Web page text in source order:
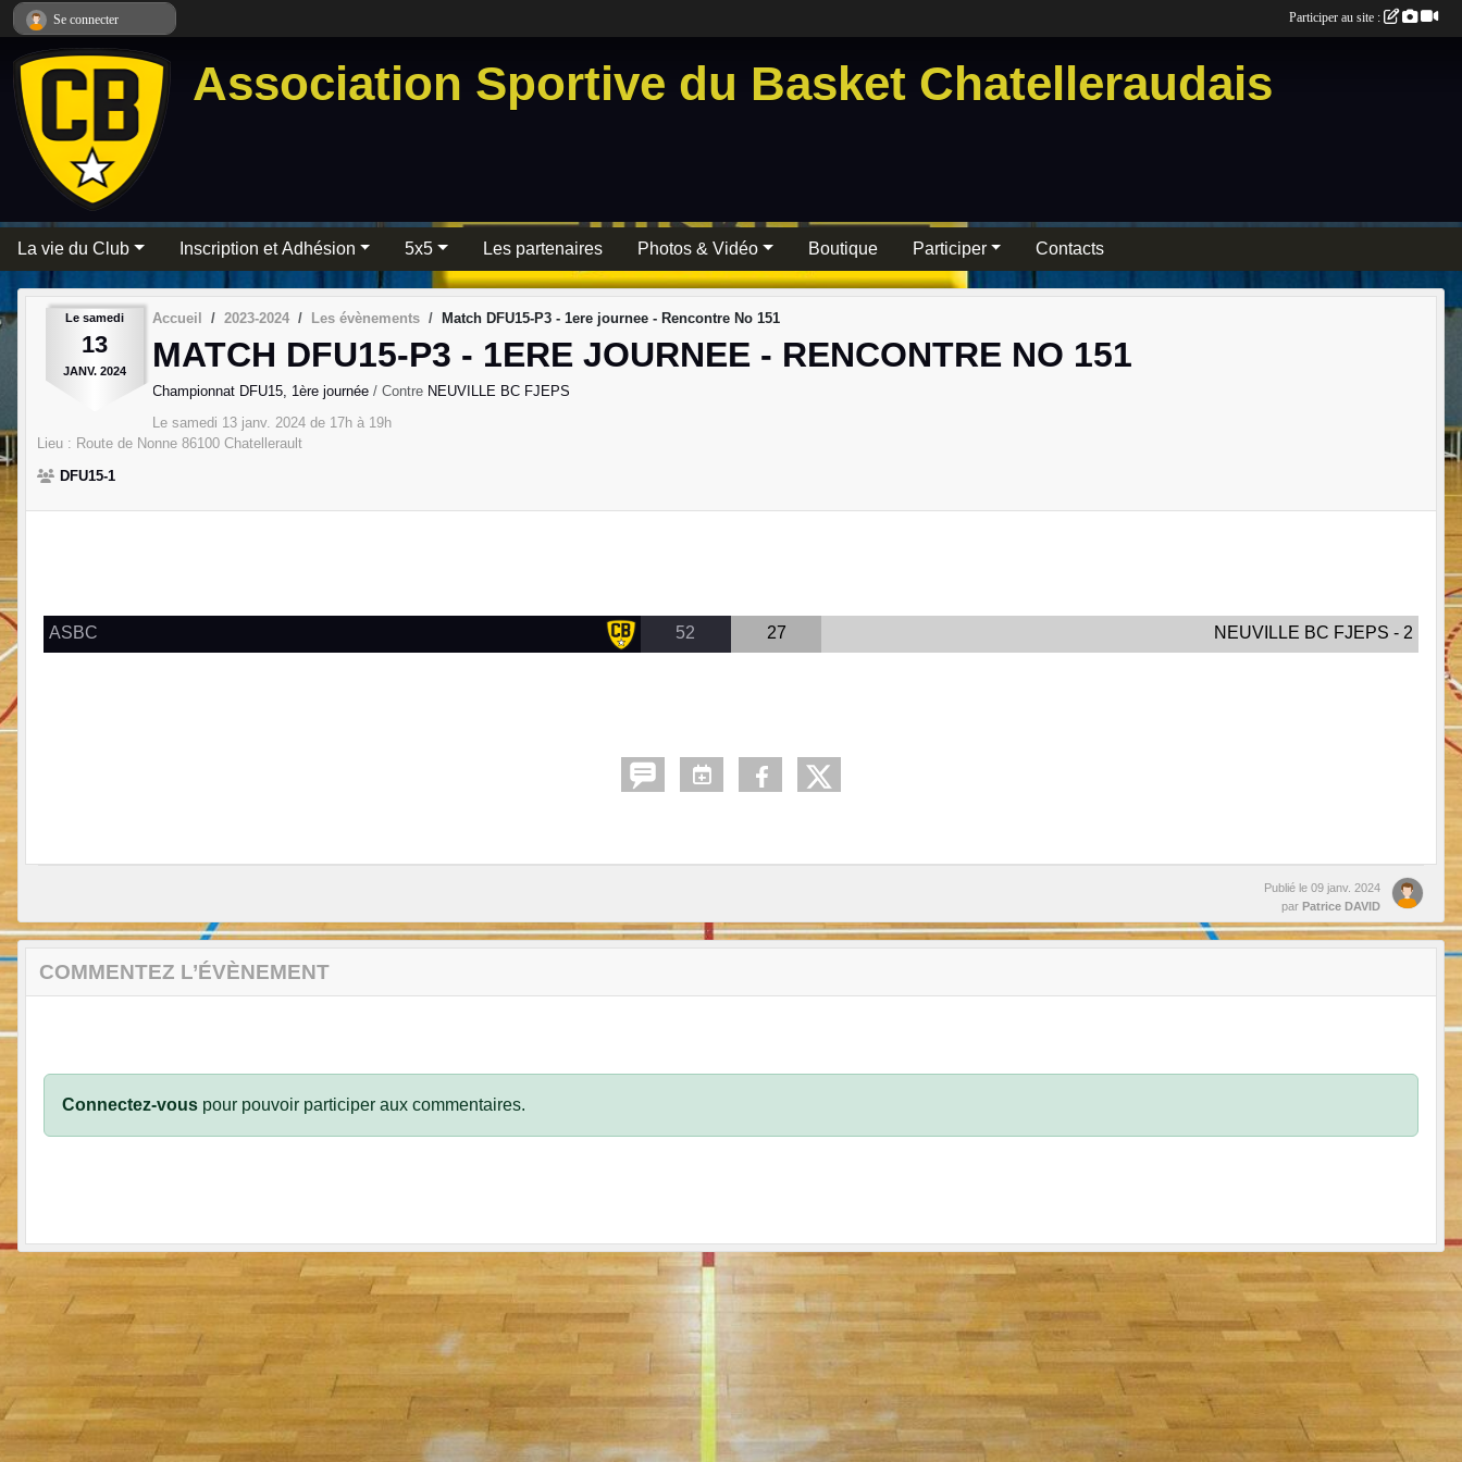
Association Sportive du Basket Chatelleraudais
La vie du Club Inscription et Adhésion 5x5 Les partenaires Photos & Vidéo Boutique Participer Contacts
Le samedi
13
JANV. 2024
Accueil 2023-2024 Les évènements Match DFU15-P3 - 1ere journee - Rencontre No 151
MATCH DFU15-P3 - 1ERE JOURNEE - RENCONTRE NO 151
Championnat DFU15, 1ère journée / Contre NEUVILLE BC FJEPS
Le samedi 13 janv. 2024 de 17h à 19h
Lieu : Route de Nonne 86100 Chatellerault
DFU15-1
ASBC 52 27 NEUVILLE BC FJEPS - 2
Publié le 09 janv. 2024
par Patrice DAVID
COMMENTEZ L’ÉVÈNEMENT
Connectez-vous pour pouvoir participer aux commentaires.
Se connecter Participer au site :
Panneau de gestion des cookies